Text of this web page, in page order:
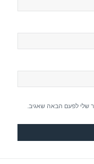
שלי לפעם הבאה שאגיב.